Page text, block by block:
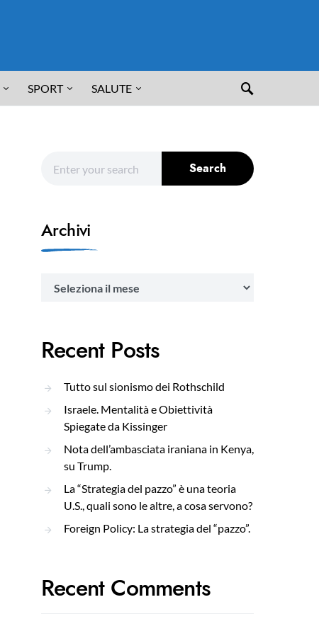
SPORT SALUTE
Search
Archivi
Recent Posts
Tutto sul sionismo dei Rothschild
Israele. Mentalità e Obiettività
Spiegate da Kissinger
Nota dell’ambasciata iraniana in Kenya,
su Trump.
La “Strategia del pazzo” è una teoria
U.S., quali sono le altre, a cosa servono?
Foreign Policy: La strategia del “pazzo”.
Recent Comments